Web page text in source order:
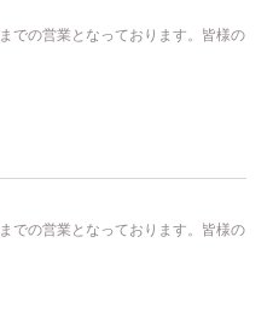
での営業となっております。皆様の
での営業となっております。皆様の